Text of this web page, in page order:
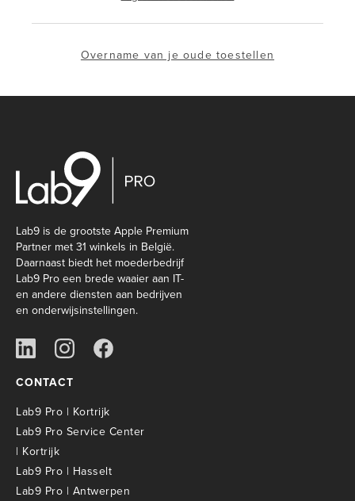
Overname van je oude toestellen
Lab9 is de grootste Apple Premium
Partner met 31 winkels in België.
Daarnaast biedt het moederbedrijf
Lab9 Pro een brede waaier aan IT-
en andere diensten aan bedrijven
en onderwijsinstellingen.
CONTACT
Lab9 Pro | Kortrijk
Lab9 Pro Service Center
| Kortrijk
Lab9 Pro | Hasselt
Lab9 Pro | Antwerpen